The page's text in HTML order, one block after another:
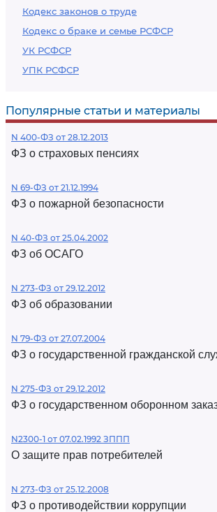
Кодекс законов о труде
Кодекс о браке и семье РСФСР
УК РСФСР
УПК РСФСР
Популярные статьи и материалы
N 400-ФЗ от 28.12.2013
ФЗ о страховых пенсиях
N 69-ФЗ от 21.12.1994
ФЗ о пожарной безопасности
N 40-ФЗ от 25.04.2002
ФЗ об ОСАГО
N 273-ФЗ от 29.12.2012
ФЗ об образовании
N 79-ФЗ от 27.07.2004
ФЗ о государственной гражданской
N 275-ФЗ от 29.12.2012
ФЗ о государственном оборонном
N2300-1 от 07.02.1992 ЗППП
О защите прав потребителей
N 273-ФЗ от 25.12.2008
ФЗ о противодействии коррупции